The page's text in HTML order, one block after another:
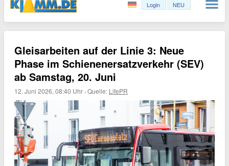
Login NEU
Gleisarbeiten auf der Linie 3: Neue
Phase im Schienenersatzverkehr (SEV)
ab Samstag, 20. Juni
12. Juni 2026, 08:40 Uhr ·Quelle: LifePR